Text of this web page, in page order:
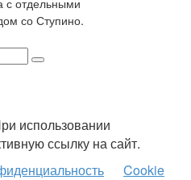
со Ступино.
использовании
ссылку на сайт.
Cookie